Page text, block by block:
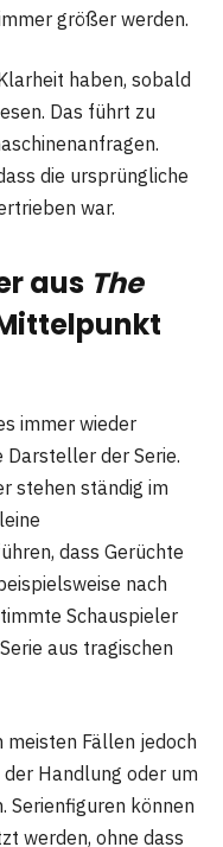
größer werden.
haben, sobald
Das führt zu
die ursprüngliche
war.
aus The
immer wieder
der Serie.
stehen ständig im
dass Gerüchte
nach
Schauspieler
aus tragischen
meisten Fällen jedoch
Handlung oder um
Serienfiguren können
werden, ohne dass